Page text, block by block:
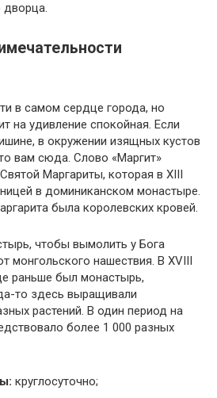
дворца.
в самом сердце города, но
на удивление спокойная. Если
в окружении изящных кустов
вам сюда. Слово «Маргит»
Маргариты, которая в XIII
в доминиканском монастыре.
была королевских кровей.
чтобы вымолить у Бога
нашествия. В XVIII
раньше был монастырь,
то здесь выращивали
растений. В один период на
более 1 000 разных
круглосуточно;